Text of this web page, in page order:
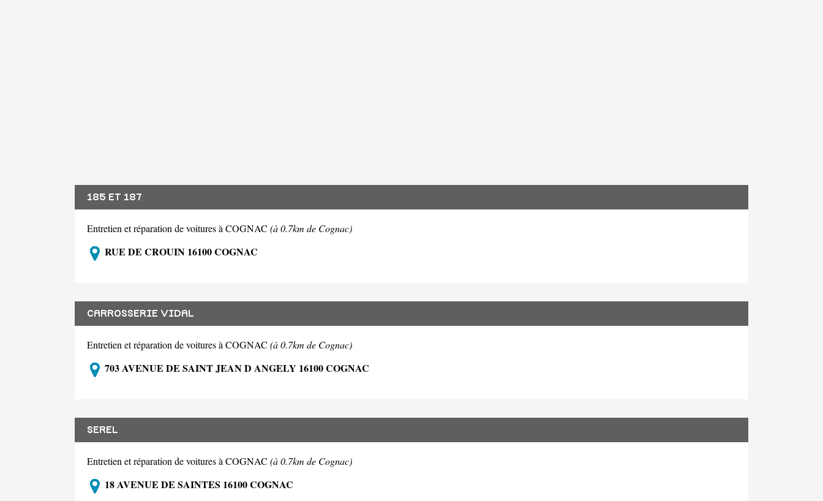
185 ET 187
Entretien et réparation de voitures à COGNAC (à 0.7km de Cognac)
RUE DE CROUIN 16100 COGNAC
CARROSSERIE VIDAL
Entretien et réparation de voitures à COGNAC (à 0.7km de Cognac)
703 AVENUE DE SAINT JEAN D ANGELY 16100 COGNAC
SEREL
Entretien et réparation de voitures à COGNAC (à 0.7km de Cognac)
18 AVENUE DE SAINTES 16100 COGNAC